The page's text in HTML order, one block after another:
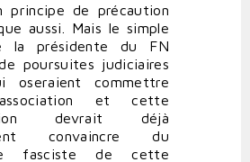
de précaution
aussi. Mais le simple
la présidente du FN
poursuites judiciaires
oseraient commettre
et cette
devrait déjà
convaincre du
fasciste de cette